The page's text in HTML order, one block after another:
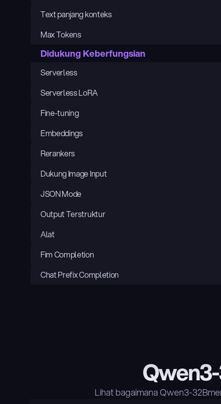
Text panjang konteks
Max Tokens
Didukung Keberfungsian
Serverless
Serverless LoRA
Fine-tuning
Embeddings
Rerankers
Dukung Image Input
JSON Mode
Output Terstruktur
Alat
Fim Completion
Chat Prefix Completion
Lihat bagaimana Qwen3-